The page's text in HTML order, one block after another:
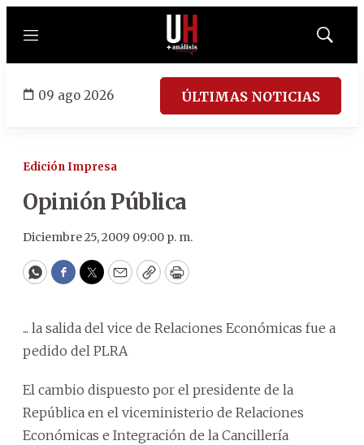
Menú
Mostrar
09 ago 2026 ÚLTIMAS NOTICIAS
Edición Impresa
Opinión Pública
Diciembre 25, 2009 09:00 p. m.
WhatsApp
Facebook
Twitter
EmailCopyPrint
... la salida del vice de Relaciones Económicas fue a
pedido del PLRA
El cambio dispuesto por el presidente de la
República en el viceministerio de Relaciones
Económicas e Integración de la Cancillería